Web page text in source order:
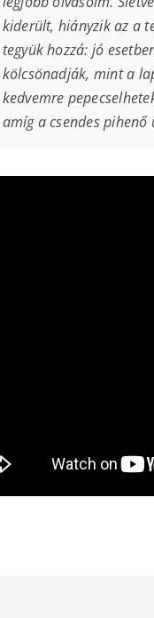
kiderült, hiányzik az a
tegyük hozzá: jó
kölcsönadják, mint a
kedvemre
amíg a csendes